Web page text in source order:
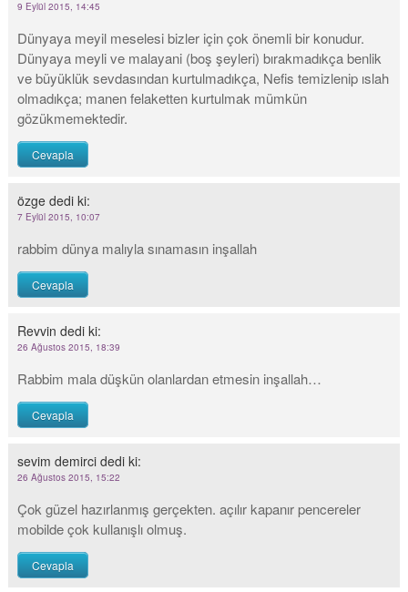
9 Eylül 2015, 14:45
Dünyaya meyil meselesi bizler için çok önemli bir konudur.
Dünyaya meyli ve malayani (boş şeyleri) bırakmadıkça benlik
ve büyüklük sevdasından kurtulmadıkça, Nefis temizlenip ıslah
olmadıkça; manen felaketten kurtulmak mümkün
gözükmemektedir.
Cevapla
özge dedi ki:
7 Eylül 2015, 10:07
rabbim dünya malıyla sınamasın inşallah
Cevapla
Revvin dedi ki:
26 Ağustos 2015, 18:39
Rabbim mala düşkün olanlardan etmesin inşallah…
Cevapla
sevim demirci dedi ki:
26 Ağustos 2015, 15:22
Çok güzel hazırlanmış gerçekten. açılır kapanır pencereler
mobilde çok kullanışlı olmuş.
Cevapla